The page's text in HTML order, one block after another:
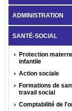
ADMINISTRATION
SANTÉ-SOCIAL
Protection
infantile
Action sociale
Formations de
travail social
Comptabilité de